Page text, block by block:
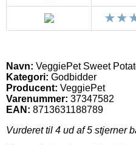
Navn: VeggiePet Sweet
Kategori: Godbidder
Producent: VeggiePet
Varenummer: 37347582
EAN: 8713631188789
Vurderet til 4 ud af 5 stjerner